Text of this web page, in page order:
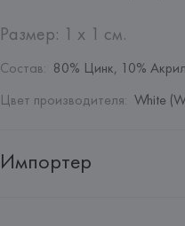
Размер: 1 х 1 см.
Состав: 80% Цинк, 10%
Цвет производителя: White
Импортер